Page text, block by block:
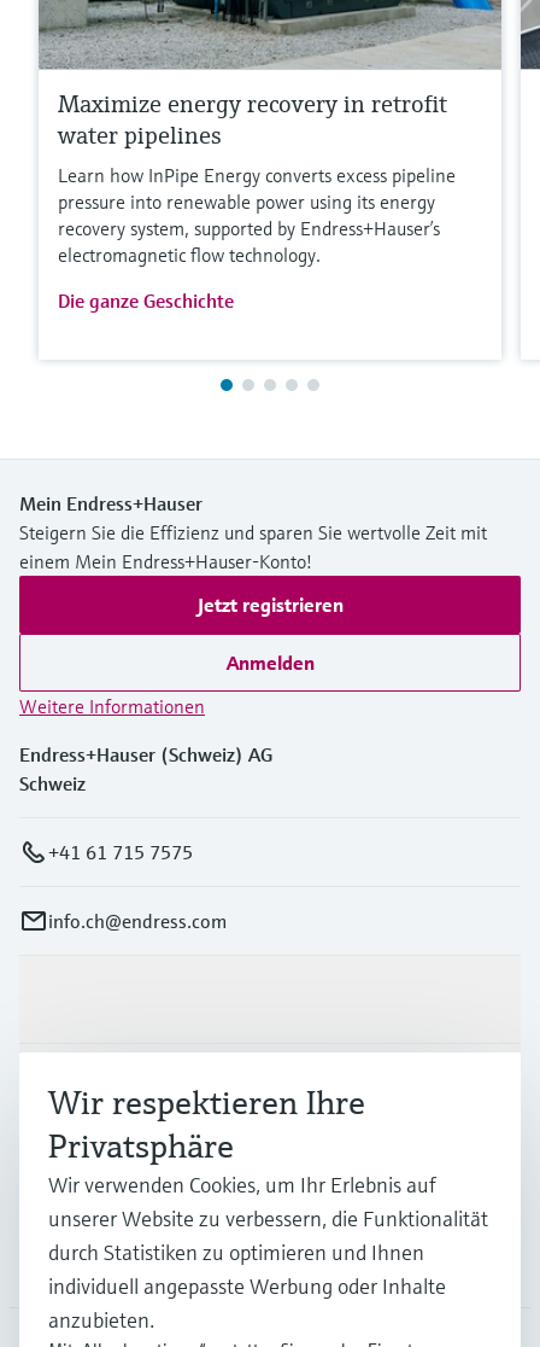
Maximize energy recovery in retrofit
water pipelines
Learn how InPipe Energy converts excess pipeline
pressure into renewable power using its energy
recovery system, supported by Endress+Hauser’s
electromagnetic flow technology.
Die ganze Geschichte
Mein Endress+Hauser
Steigern Sie die Effizienz und sparen Sie wertvolle Zeit mit
einem Mein Endress+Hauser-Konto!
Jetzt registrieren
Anmelden
Weitere Informationen
Endress+Hauser (Schweiz) AG
Schweiz
+41 61 715 7575
info.ch@endress.com
Branchen
Support
Unternehmen
Wir respektieren Ihre
Privatsphäre
Wir verwenden Cookies, um Ihr Erlebnis auf
unserer Website zu verbessern, die Funktionalität
durch Statistiken zu optimieren und Ihnen
individuell angepasste Werbung oder Inhalte
anzubieten.